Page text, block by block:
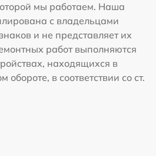
мы работаем. Наша
с владельцами
и не представляет их
работ выполняются
находящихся в
в соответствии со ст.